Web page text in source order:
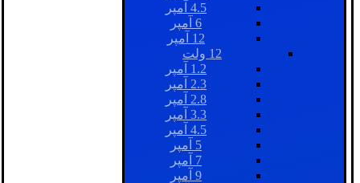
4.5 آمپر
6 آمپر
12 آمپر
12 ولت
1.2 آمپر
2.3 آمپر
2.8 آمپر
3.3 آمپر
4.5 آمپر
5 آمپر
7 آمپر
9 آمپر